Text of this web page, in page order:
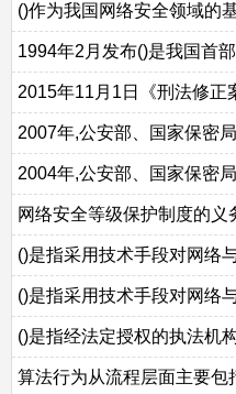
()作为我国网络安全领域的
1994年2月发布()是我国首
2015年11月1日《刑法修正
2007年,公安部、国家保密
2004年,公安部、国家保密
网络安全等级保护制度的义
()是指采用技术手段对网络
()是指采用技术手段对网络
()是指经法定授权的执法机
算法行为从流程层面主要包